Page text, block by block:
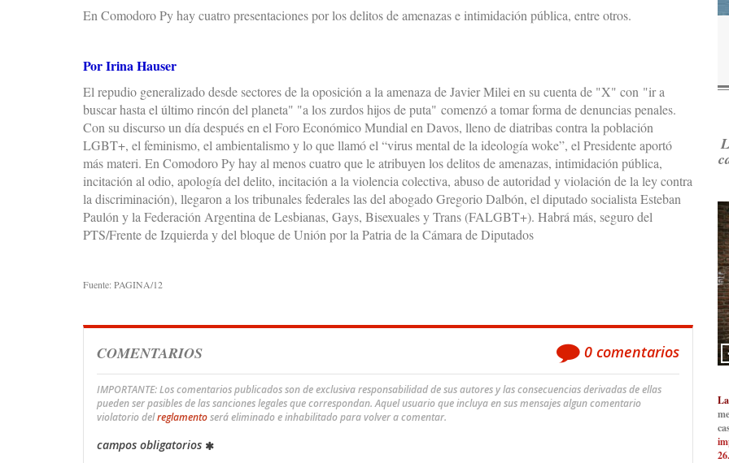
En Comodoro Py hay cuatro presentaciones por los delitos de amenazas e intimidación pública, entre otros.
Por Irina Hauser
El repudio generalizado desde sectores de la oposición a la amenaza de Javier Milei en su cuenta de "X" con "ir a
buscar hasta el último rincón del planeta" "a los zurdos hijos de puta" comenzó a tomar forma de denuncias penales.
Con su discurso un día después en el Foro Económico Mundial en Davos, lleno de diatribas contra la población
LGBT+, el feminismo, el ambientalismo y lo que llamó el “virus mental de la ideología woke”, el Presidente aportó
más materi. En Comodoro Py hay al menos cuatro que le atribuyen los delitos de amenazas, intimidación pública,
incitación al odio, apología del delito, incitación a la violencia colectiva, abuso de autoridad y violación de la ley contra
la discriminación), llegaron a los tribunales federales las del abogado Gregorio Dalbón, el diputado socialista Esteban
Paulón y la Federación Argentina de Lesbianas, Gays, Bisexuales y Trans (FALGBT+). Habrá más, seguro del
PTS/Frente de Izquierda y del bloque de Unión por la Patria de la Cámara de Diputados
Fuente: PAGINA/12
COMENTARIOS 0 comentarios
IMPORTANTE: Los comentarios publicados son de exclusiva responsabilidad de sus autores y las consecuencias derivadas de ellas
pueden ser pasibles de las sanciones legales que correspondan. Aquel usuario que incluya en sus mensajes algun comentario
violatorio delreglamentoserá eliminado e inhabilitado para volver a comentar.
campos obligatorios